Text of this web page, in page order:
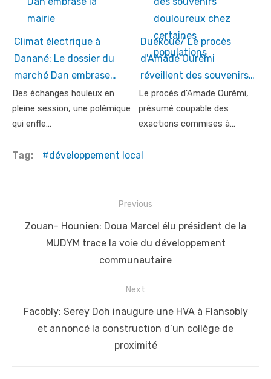
Climat électrique à
Danané: Le dossier du
marché Dan embrase…
Des échanges houleux en
pleine session, une polémique
qui enfle…
Duekoué/ Le procès
d'Amadé Ourémi
réveillent des souvenirs…
Le procès d'Amade Ourémi,
présumé coupable des
exactions commises à…
Tag: développement local
navigation
Previous
Previous
Zouan- Hounien: Doua Marcel élu président de la
MUDYM trace la voie du développement
communautaire
Next
Next
post:
Facobly: Serey Doh inaugure une HVA à Flansobly
et annoncé la construction d’un collège de
proximité